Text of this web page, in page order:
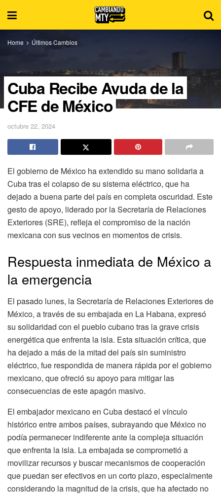
Home Últimos Cambios
Cuba Recibe Ayuda de la
CFE de México
octubre 22, 2024
El gobierno de México ha extendido su mano solidaria a
Cuba tras el colapso de su sistema eléctrico, que ha
dejado a buena parte del país en completa oscuridad. Este
gesto de apoyo, liderado por la Secretaría de Relaciones
Exteriores (SRE), refleja el compromiso de la nación
mexicana con sus vecinos en momentos de crisis.
Respuesta inmediata de México a
la emergencia
El pasado lunes, la Secretaría de Relaciones Exteriores de
México, a través de su embajada en La Habana, expresó
su solidaridad con el pueblo cubano tras la grave crisis
energética que enfrenta la isla. Esta situación crítica, que
ha dejado a más de la mitad del país sin suministro
eléctrico, fue respondida de manera rápida por el gobierno
mexicano, que ofreció su apoyo para mitigar las
consecuencias de este apagón masivo.
El embajador mexicano en Cuba destacó el vínculo
histórico entre ambos países, subrayando que México no
podía permanecer indiferente ante la compleja situación
que enfrenta la isla. La embajada se comprometió a
movilizar recursos y buscar mecanismos de cooperación
que puedan ser efectivos en un corto plazo, especialmente
considerando la magnitud de la crisis, que ha afectado no